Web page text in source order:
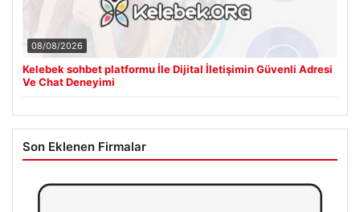
08/08/2026
Kelebek sohbet platformu İle Dijital İletişimin Güvenli Adresi
Ve Chat Deneyimi
Son Eklenen Firmalar